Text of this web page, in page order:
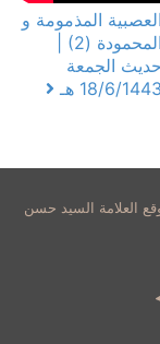
العصبية المذمومة و
المحمودة (2) |
حديث الجمعة
18/6/1443 هـ
| موقع العلامة السيد حسن
تيلقرام